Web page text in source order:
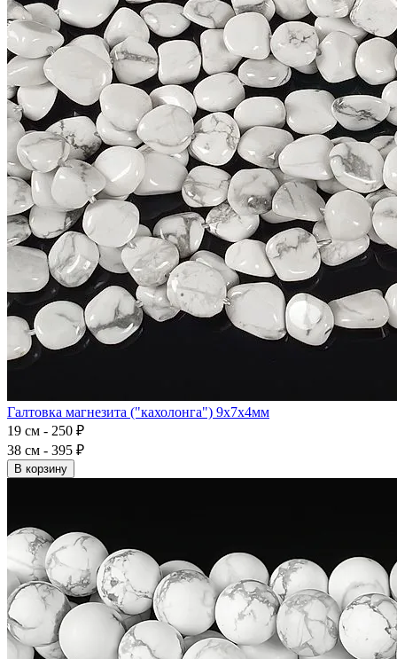
Галтовка магнезита ("кахолонга") 9x7x4мм
19 см - 250 ₽
38 см - 395 ₽
В корзину